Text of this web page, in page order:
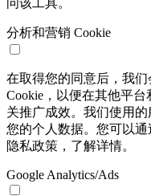
分析和营销 Cookie
在取得您的同意后，我
Cookie，以便在其他平
关推广成效。我们使用
您的个人数据。您可以
隐私政策，了解详情。
Google Analytics/Ads